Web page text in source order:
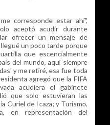
corresponde estar ahí",
aceptó acudir durante
ofrecer un mensaje de
un poco tarde porque
que escencialmente
del mundo, aquí siempre
y me retiré, esa fue toda
agregó que la FIFA
acudiera el gabinete
que solo estuvieran las
Curiel de Icaza; y Turismo,
en representación del